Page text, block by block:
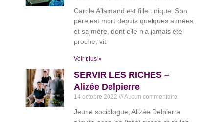
Carole Allamand est fille unique. Son
père est mort depuis quelques années
et sa mère, dont elle n’a jamais été
proche, vit
Voir plus »
SERVIR LES RICHES –
Alizée Delpierre
14 octobre 2022 Aucun commentaire
Jeune sociologue, Alizée Delpierre